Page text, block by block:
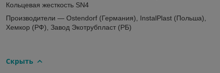
Кольцевая жесткость SN4
Производители — Ostendorf (Германия), InstalPlast (Польша),
Хемкор (РФ), Завод Экотрубпласт (РБ)
Скрыть